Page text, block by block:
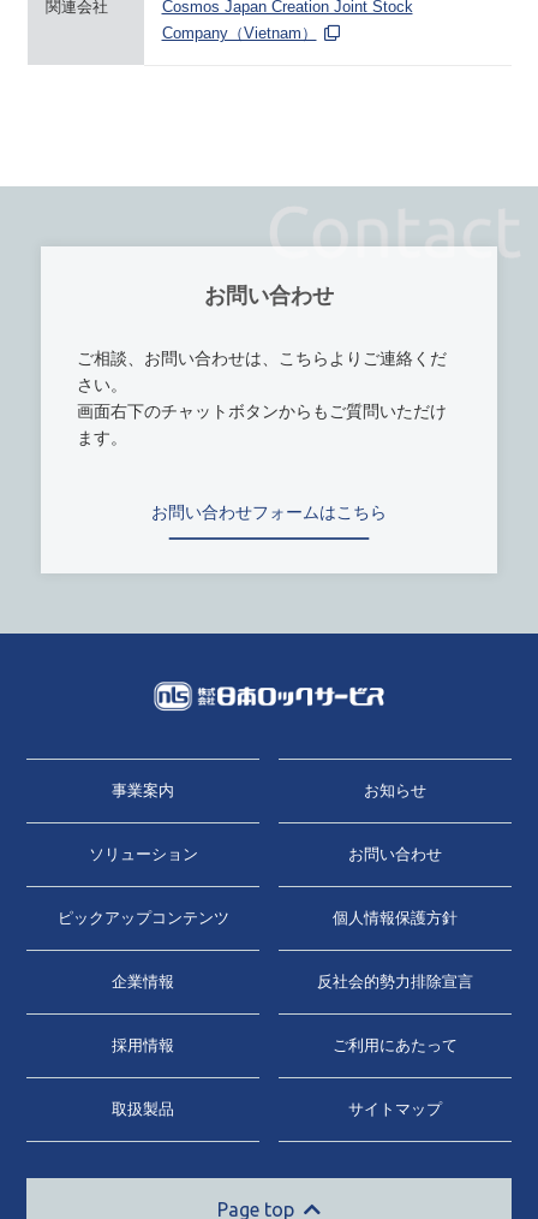
関連会社
Cosmos Japan Creation Joint Stock
Company（Vietnam）
お問い合わせ
ご相談、お問い合わせは、こちらよりご連絡くだ
さい。
画面右下のチャットボタンからもご質問いただけ
ます。
お問い合わせフォームはこちら
事業案内
ソリューション
ピックアップコンテンツ
企業情報
採用情報
取扱製品
お知らせ
お問い合わせ
個人情報保護方針
反社会的勢力排除宣言
ご利用にあたって
サイトマップ
Page top